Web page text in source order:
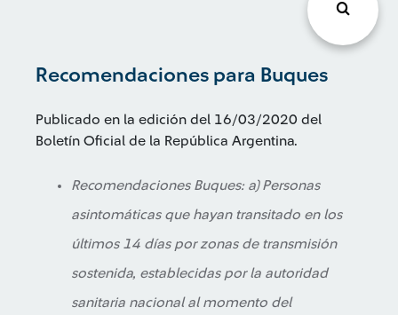
Recomendaciones para Buques
Publicado en la edición del 16/03/2020 del
Boletín Oficial de la República Argentina.
Recomendaciones Buques: a) Personas
asintomáticas que hayan transitado en los
últimos 14 días por zonas de transmisión
sostenida, establecidas por la autoridad
sanitaria nacional al momento del